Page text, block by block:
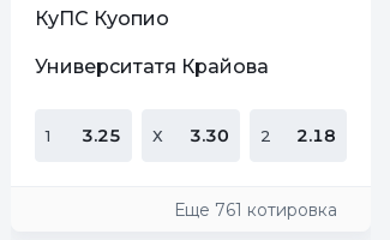
КуПС Куопио
Университатя Крайова
1 3.25 Х 3.30 2 2.18
Еще 761 котировка